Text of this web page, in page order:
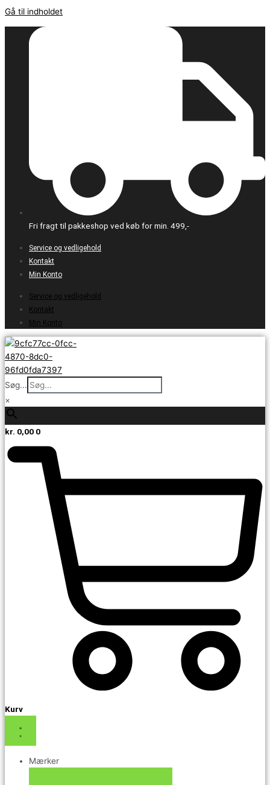
Gå til indholdet
Fri fragt til pakkeshop ved køb for min. 499,-
Service og vedligehold
Kontakt
Min Konto
Service og vedligehold
Kontakt
Min Konto
Søg...
×
kr. 0,00 0
Kurv
Mærker